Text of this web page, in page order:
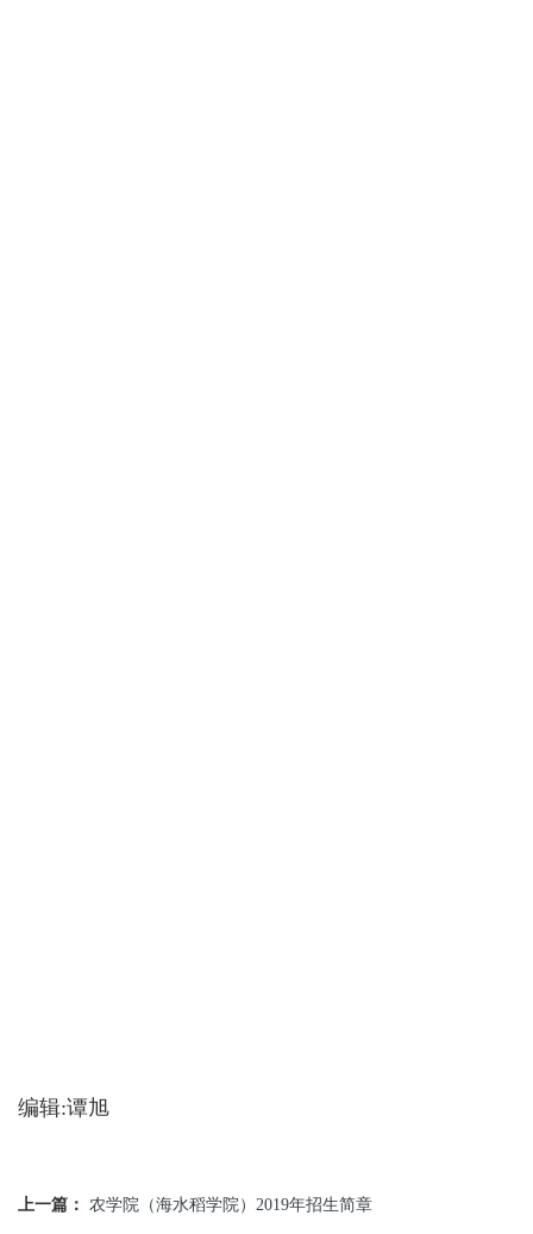
编辑:谭旭
上一篇： 农学院（海水稻学院）2019年招生简章